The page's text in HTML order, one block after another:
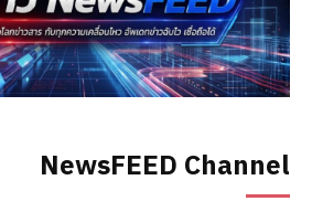
NewsFEED Channel